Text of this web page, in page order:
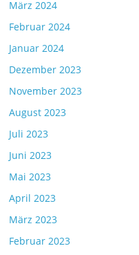
März 2024
Februar 2024
Januar 2024
Dezember 2023
November 2023
August 2023
Juli 2023
Juni 2023
Mai 2023
April 2023
März 2023
Februar 2023